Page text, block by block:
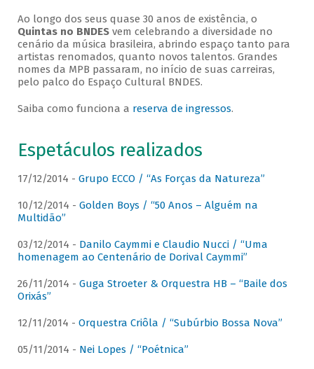
Ao longo dos seus quase 30 anos de existência, o
Quintas no BNDESvem celebrando a diversidade no
cenário da música brasileira, abrindo espaço tanto para
artistas renomados, quanto novos talentos. Grandes
nomes da MPB passaram, no início de suas carreiras,
pelo palco do Espaço Cultural BNDES.
Saiba como funciona a reserva de ingressos.
Espetáculos realizados
17/12/2014 - Grupo ECCO / “As Forças da Natureza”
10/12/2014 - Golden Boys / “50 Anos – Alguém na
Multidão”
03/12/2014 - Danilo Caymmi e Claudio Nucci / “Uma
homenagem ao Centenário de Dorival Caymmi”
26/11/2014 - Guga Stroeter & Orquestra HB – “Baile dos
Orixás”
12/11/2014 - Orquestra Criôla / “Subúrbio Bossa Nova”
05/11/2014 - Nei Lopes / “Poétnica”